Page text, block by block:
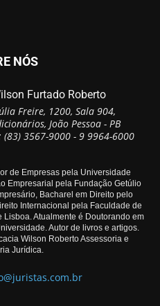
NÓS
Furtado Roberto
Freire, 1200, Sala 904,
João Pessoa - PB
(83) 3567-9000 - 9 9964-6000
de Empresas pela Universidade
Empresarial pela Fundação Getúlio
Bacharel em Direito pelo
Internacional pela Faculdade de
Atualmente é Doutorando em
Autor de livros e artigos.
Wilson Roberto Assessoria e
Jurídica.